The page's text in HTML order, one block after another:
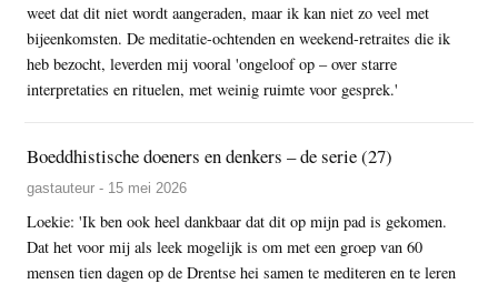
weet dat dit niet wordt aangeraden, maar ik kan niet zo veel met
bijeenkomsten. De meditatie-ochtenden en weekend-retraites die ik
heb bezocht, leverden mij vooral 'ongeloof op – over starre
interpretaties en rituelen, met weinig ruimte voor gesprek.'
Boeddhistische doeners en denkers – de serie (27)
gastauteur - 15 mei 2026
Loekie: 'Ik ben ook heel dankbaar dat dit op mijn pad is gekomen.
Dat het voor mij als leek mogelijk is om met een groep van 60
mensen tien dagen op de Drentse hei samen te mediteren en te leren